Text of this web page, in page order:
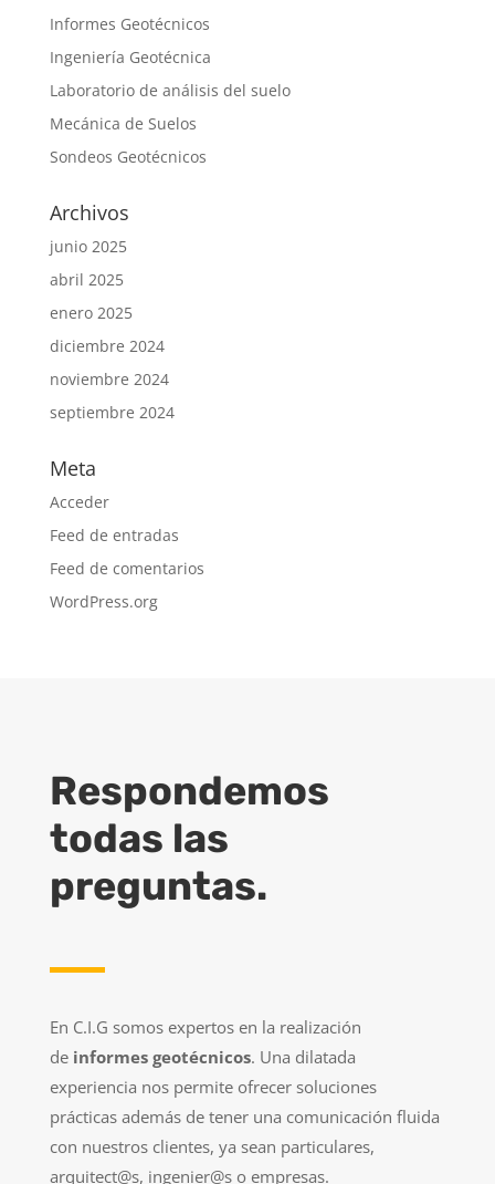
Informes Geotécnicos
Ingeniería Geotécnica
Laboratorio de análisis del suelo
Mecánica de Suelos
Sondeos Geotécnicos
Archivos
junio 2025
abril 2025
enero 2025
diciembre 2024
noviembre 2024
septiembre 2024
Meta
Acceder
Feed de entradas
Feed de comentarios
WordPress.org
Respondemos
todas las
preguntas.
En C.I.G somos expertos en la realización
de informes geotécnicos. Una dilatada
experiencia nos permite ofrecer soluciones
prácticas además de tener una comunicación fluida
con nuestros clientes, ya sean particulares,
arquitect@s, ingenier@s o empresas.